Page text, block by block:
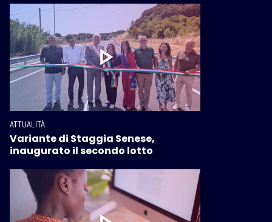
ATTUALITÀ
Variante di Staggia Senese,
inaugurato il secondo lotto